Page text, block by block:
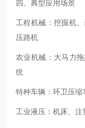
四、典型应用场景
工程机械：挖掘机
压路机
农业机械：大马力
统
特种车辆：环卫压
工业液压：机床、